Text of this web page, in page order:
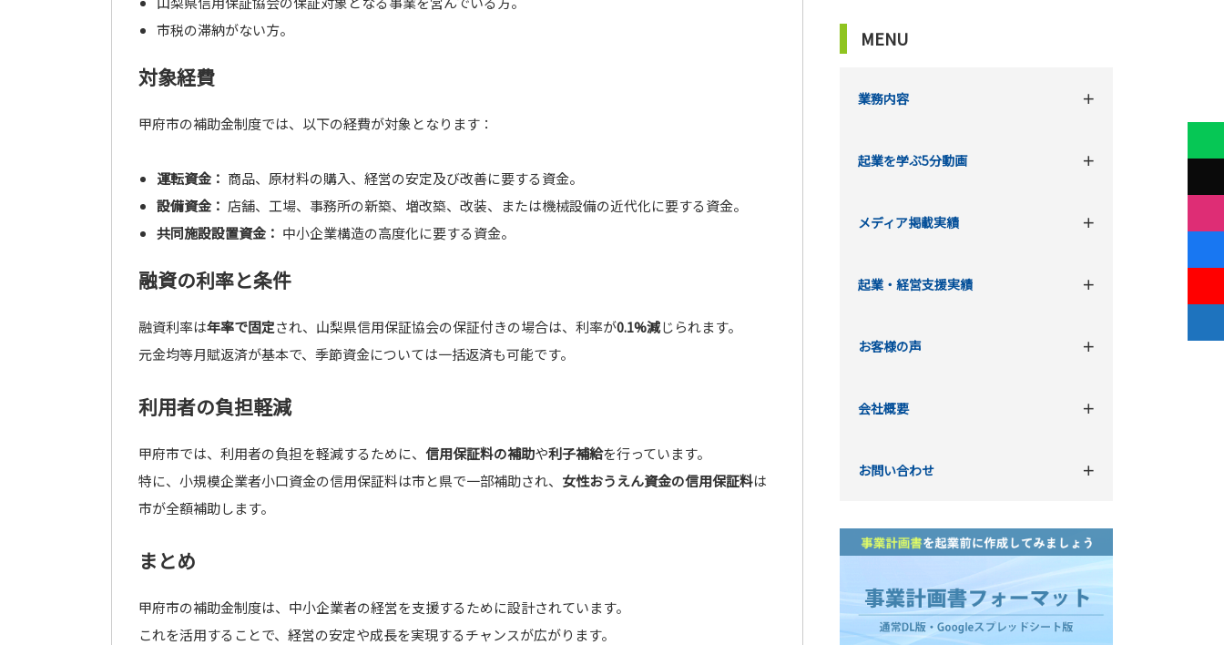
市税の滞納がない方。
対象経費
甲府市の補助金制度では、以下の経費が対象となります：
運転資金： 商品、原材料の購入、経営の安定及び改善に要する資金。
設備資金： 店舗、工場、事務所の新築、増改築、改装、または機械設備の近代化に要する資金。
共同施設設置資金： 中小企業構造の高度化に要する資金。
融資の利率と条件
融資利率は年率で固定され、山梨県信用保証協会の保証付きの場合は、利率が0.1%減じられます。
元金均等月賦返済が基本で、季節資金については一括返済も可能です。
利用者の負担軽減
甲府市では、利用者の負担を軽減するために、 信用保証料の補助や利子補給を行っています。
特に、小規模企業者小口資金の信用保証料は市と県で一部補助され、 女性おうえん資金の信用保証料は
市が全額補助します。
まとめ
甲府市の補助金制度は、中小企業者の経営を支援するために設計されています。
これを活用することで、経営の安定や成長を実現するチャンスが広がります。
MENU
業務内容
起業を学ぶ5分動画
メディア掲載実績
起業・経営支援実績
お客様の声
会社概要
お問い合わせ